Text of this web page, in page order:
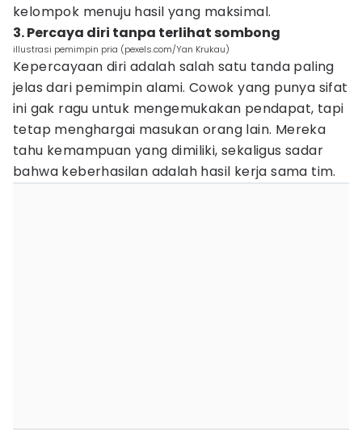
kelompok menuju hasil yang maksimal.
3. Percaya diri tanpa terlihat sombong
illustrasi pemimpin pria (pexels.com/Yan Krukau)
Kepercayaan diri adalah salah satu tanda paling
jelas dari pemimpin alami. Cowok yang punya sifat
ini gak ragu untuk mengemukakan pendapat, tapi
tetap menghargai masukan orang lain. Mereka
tahu kemampuan yang dimiliki, sekaligus sadar
bahwa keberhasilan adalah hasil kerja sama tim.